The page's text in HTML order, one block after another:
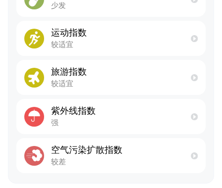
少发
运动指数
较适宜
旅游指数
较适宜
紫外线指数
强
空气污染扩散指数
较差